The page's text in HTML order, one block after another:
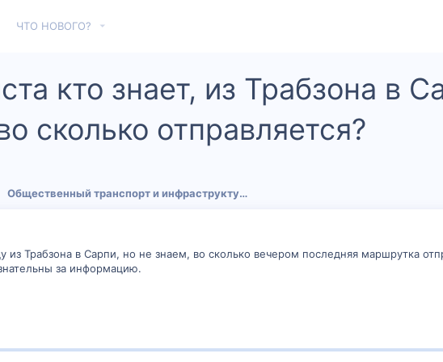
ЧТО НОВОГО?
кто знает, из Трабзона в
сколько отправляется?
Общественный транспорт и инфраструктура
Трабзона в Сарпи, но не знаем, во сколько вечером последняя маршрутка
за информацию.